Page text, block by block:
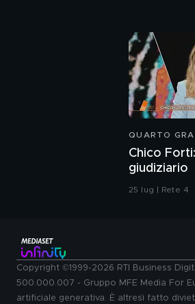
QUARTO
Chico
giudiziario
25 lug | Rete 4
Copyright ©1999-2026 RTI Business
500.000.007 - Gruppo MFE Media For
artificiale generativa. È altresì fatto